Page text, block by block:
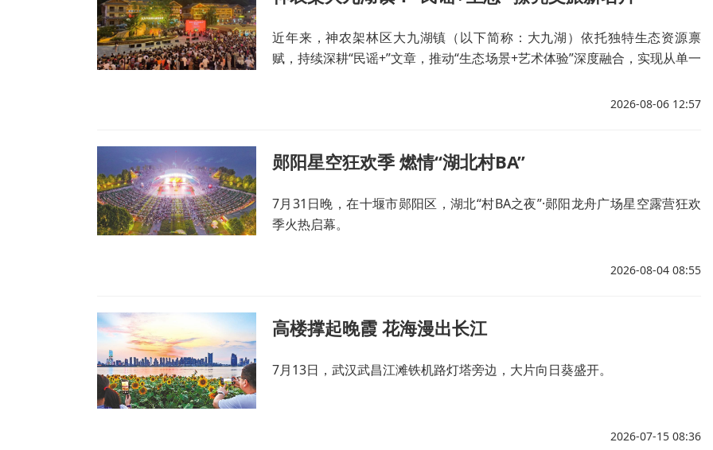
近年来，神农架林区大九湖镇（以下简称：大九湖）依托独特生态资源禀
赋，持续深耕“民谣+”文章，推动“生态场景+艺术体验”深度融合，实现从单一
2026-08-06 12:57
郧阳星空狂欢季 燃情“湖北村BA”
7月31日晚，在十堰市郧阳区，湖北“村BA之夜”·郧阳龙舟广场星空露营狂欢
季火热启幕。
2026-08-04 08:55
高楼撑起晚霞 花海漫出长江
7月13日，武汉武昌江滩铁机路灯塔旁边，大片向日葵盛开。
2026-07-15 08:36